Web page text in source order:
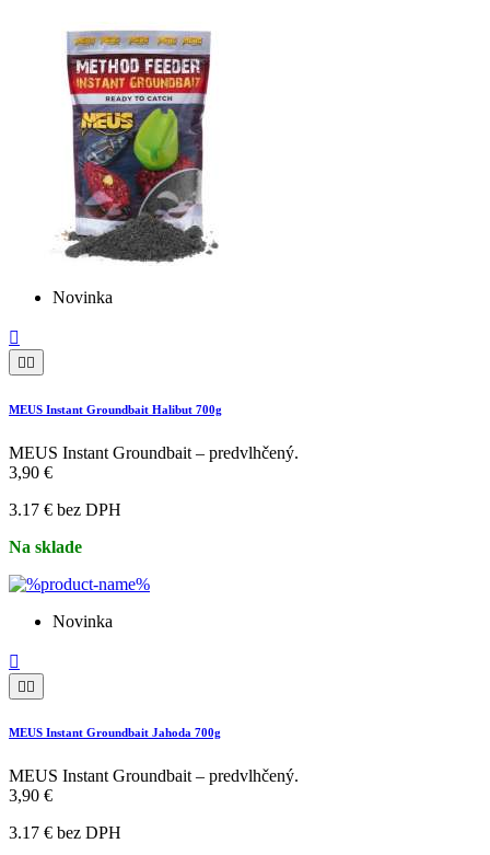
Novinka


MEUS Instant Groundbait Halibut 700g
MEUS Instant Groundbait – predvlhčený.
3,90 €
3.17 € bez DPH
Na sklade
Novinka


MEUS Instant Groundbait Jahoda 700g
MEUS Instant Groundbait – predvlhčený.
3,90 €
3.17 € bez DPH